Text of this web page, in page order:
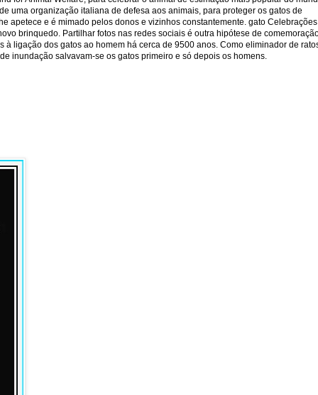
uma organização italiana de defesa aos animais, para proteger os gatos de
apetece e é mimado pelos donos e vizinhos constantemente. gato Celebrações
brinquedo. Partilhar fotos nas redes sociais é outra hipótese de
ligação dos gatos ao homem há cerca de 9500 anos. Como eliminador de
inundação salvavam-se os gatos primeiro e só depois os homens.